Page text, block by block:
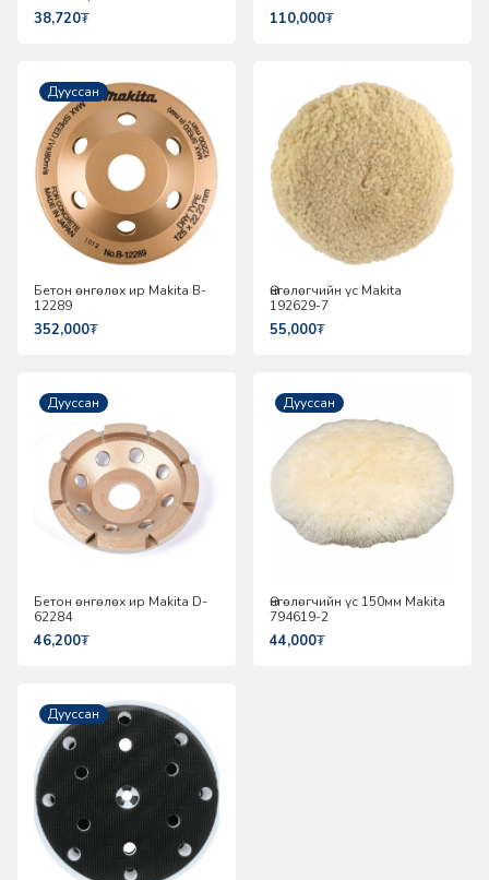
38,720₮ 110,000₮
Дууссан
Бетон өнгөлөх ир Makita B-
12289
352,000₮
Өнгөлөгчийн үс Makita
192629-7
55,000₮
Дууссан
Бетон өнгөлөх ир Makita D-
62284
46,200₮
Дууссан
Өнгөлөгчийн үс 150мм Makita
794619-2
44,000₮
Дууссан